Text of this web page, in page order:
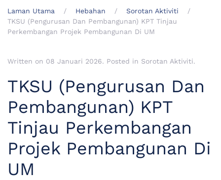
Laman Utama Hebahan
Sorotan Aktiviti
TKSU (Pengurusan Dan Pembangunan) KPT Tinjau
Perkembangan Projek Pembangunan Di UM
Written on 08 Januari 2026. Posted in Sorotan Aktiviti.
TKSU (Pengurusan Dan
Pembangunan) KPT
Tinjau Perkembangan
Projek Pembangunan Di
UM